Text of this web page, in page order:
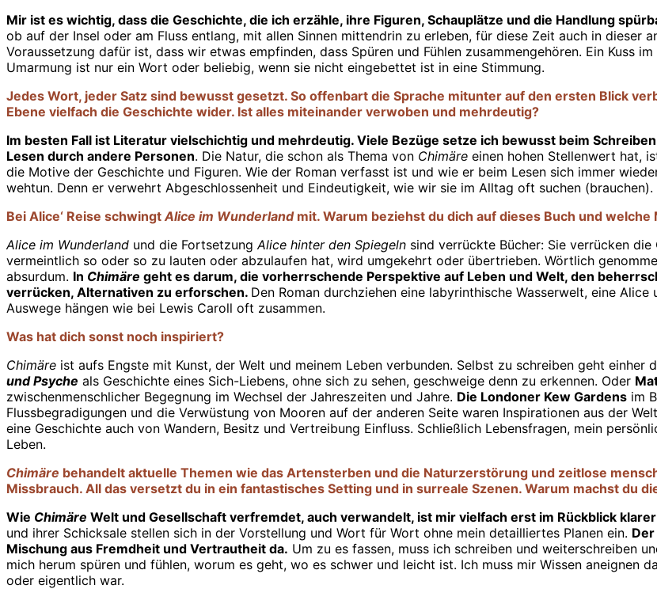
Mir ist es wichtig, dass die Geschichte, die ich erzähle, ihre Figuren, Schauplätze und die Handlung
ob auf der Insel oder am Fluss entlang, mit allen Sinnen mittendrin zu erleben, für diese Zeit auch in dieser
Voraussetzung dafür ist, dass wir etwas empfinden, dass Spüren und Fühlen zusammengehören. Ein Kuss
Umarmung ist nur ein Wort oder beliebig, wenn sie nicht eingebettet ist in eine Stimmung.
Jedes Wort, jeder Satz sind bewusst gesetzt. So offenbart die Sprache mitunter auf den ersten Blick
Ebene vielfach die Geschichte wider. Ist alles miteinander verwoben und mehrdeutig?
Im besten Fall ist Literatur vielschichtig und mehrdeutig. Viele Bezüge setze ich bewusst beim
Lesen durch andere Personen. Die Natur, die schon als Thema von Chimäre einen hohen Stellenwert hat,
die Motive der Geschichte und Figuren. Wie der Roman verfasst ist und wie er beim Lesen sich immer
wehtun. Denn er verwehrt Abgeschlossenheit und Eindeutigkeit, wie wir sie im Alltag oft suchen
Bei Alice‘ Reise schwingt Alice im Wunderlandmit. Warum beziehst du dich auf dieses Buch und
Alice im Wunderland und die Fortsetzung Alice hinter den Spiegeln sind verrückte Bücher: Sie verrücken die
vermeintlich so oder so zu lauten oder abzulaufen hat, wird umgekehrt oder übertrieben. Wörtlich
absurdum. In Chimäre geht es darum, die vorherrschende Perspektive auf Leben und Welt, den
verrücken, Alternativen zu erforschen. Den Roman durchziehen eine labyrinthische Wasserwelt, eine
Auswege hängen wie bei Lewis Caroll oft zusammen.
Was hat dich sonst noch inspiriert?
Chimäre ist aufs Engste mit Kunst, der Welt und meinem Leben verbunden. Selbst zu schreiben geht einher
und Psyche als Geschichte eines Sich-Liebens, ohne sich zu sehen, geschweige denn zu erkennen. Oder
zwischenmenschlicher Begegnung im Wechsel der Jahreszeiten und Jahre. Die Londoner Kew Gardens im
Flussbegradigungen und die Verwüstung von Mooren auf der anderen Seite waren Inspirationen aus der
eine Geschichte auch von Wandern, Besitz und Vertreibung Einfluss. Schließlich Lebensfragen, mein
Leben.
Chimäre behandelt aktuelle Themen wie das Artensterben und die Naturzerstörung und zeitlose
Missbrauch. All das versetzt du in ein fantastisches Setting und in surreale Szenen. Warum machst du
Wie Chimäre Welt und Gesellschaft verfremdet, auch verwandelt, ist mir vielfach erst im Rückblick klarer
und ihrer Schicksale stellen sich in der Vorstellung und Wort für Wort ohne mein detailliertes Planen ein.
Mischung aus Fremdheit und Vertrautheit da. Um zu es fassen, muss ich schreiben und weiterschreiben
mich herum spüren und fühlen, worum es geht, wo es schwer und leicht ist. Ich muss mir Wissen aneignen
oder eigentlich war.